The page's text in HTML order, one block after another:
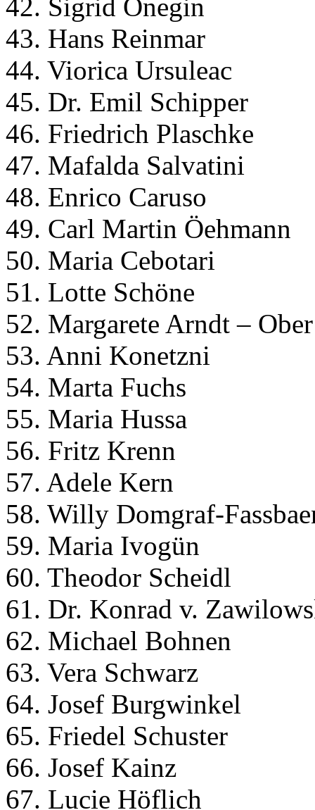
42. Sigrid Onegin
43. Hans Reinmar
44. Viorica Ursuleac
45. Dr. Emil Schipper
46. Friedrich Plaschke
47. Mafalda Salvatini
48. Enrico Caruso
49. Carl Martin Öehmann
50. Maria Cebotari
51. Lotte Schöne
52. Margarete Arndt – Ober
53. Anni Konetzni
54. Marta Fuchs
55. Maria Hussa
56. Fritz Krenn
57. Adele Kern
58. Willy Domgraf-
59. Maria Ivogün
60. Theodor Scheidl
61. Dr. Konrad v.
62. Michael Bohnen
63. Vera Schwarz
64. Josef Burgwinkel
65. Friedel Schuster
66. Josef Kainz
67. Lucie Höflich